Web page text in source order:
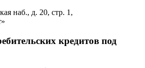
наб., д. 20, стр. 1,
кредитов под